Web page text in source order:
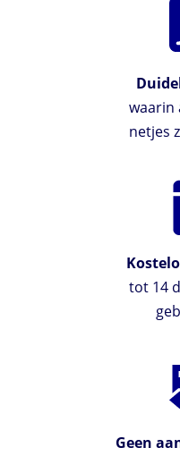
waarin
netjes
tot 14
Geen